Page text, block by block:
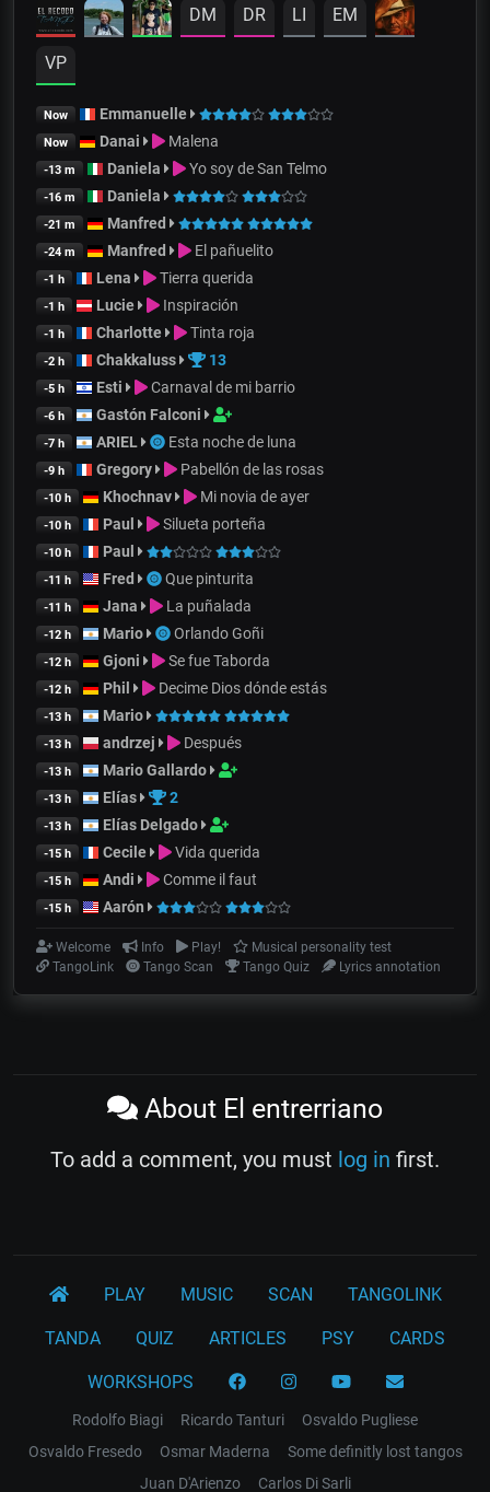
DM DR LI EM
VP
Now Emmanuelle
Now Danai Malena
-13 m Daniela Yo soy de San Telmo
-16 m Daniela
-21 m Manfred
-24 m Manfred El pañuelito
-1 h Lena Tierra querida
-1 h Lucie Inspiración
-1 h Charlotte Tinta roja
-2 h Chakkaluss 13
-5 h Esti Carnaval de mi barrio
-6 h Gastón Falconi
-7 h ARIEL Esta noche de luna
-9 h Gregory Pabellón de las rosas
-10 h Khochnav Mi novia de ayer
-10 h Paul Silueta porteña
-10 h Paul
-11 h Fred Que pinturita
-11 h Jana La puñalada
-12 h Mario Orlando Goñi
-12 h Gjoni Se fue Taborda
-12 h Phil Decime Dios dónde estás
-13 h Mario
-13 h andrzej Después
-13 h Mario Gallardo
-13 h Elías 2
-13 h Elías Delgado
-15 h Cecile Vida querida
-15 h Andi Comme il faut
-15 h Aarón
Welcome Info Play!
Musical personality test
TangoLink
Tango Scan Tango Quiz Lyrics annotation
About El entrerriano
To add a comment, you must log in first.
PLAY MUSIC SCAN TANGOLINK
TANDA QUIZ ARTICLES PSY CARDS
WORKSHOPS
Rodolfo Biagi Ricardo Tanturi
Osvaldo Pugliese
Osvaldo Fresedo
Osmar Maderna
Some definitly lost tangos
Juan D'Arienzo
Carlos Di Sarli